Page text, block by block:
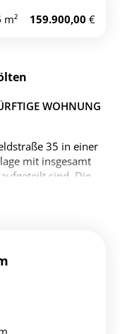
property-
m² 159.900,00 €
WOHNUNG
35 in einer
mit insgesamt
sind. Die
im 1.OG des
eine Antwortmail